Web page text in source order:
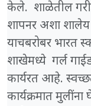
केले. शाळेतील
शापनर अशा शालेय
याचबरोबर भारत
शाखेमध्ये गर्ल
कार्यरत आहे.
कार्यक्रमात